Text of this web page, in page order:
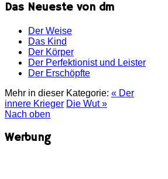
Das Neueste von dm
Der Weise
Das Kind
Der Körper
Der Perfektionist und Leister
Der Erschöpfte
Mehr in dieser Kategorie: « Der
innere Krieger Die Wut »
Nach oben
Werbung